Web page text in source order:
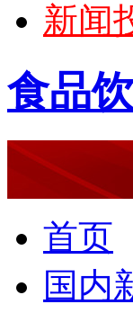
新闻
食品
首页
国内